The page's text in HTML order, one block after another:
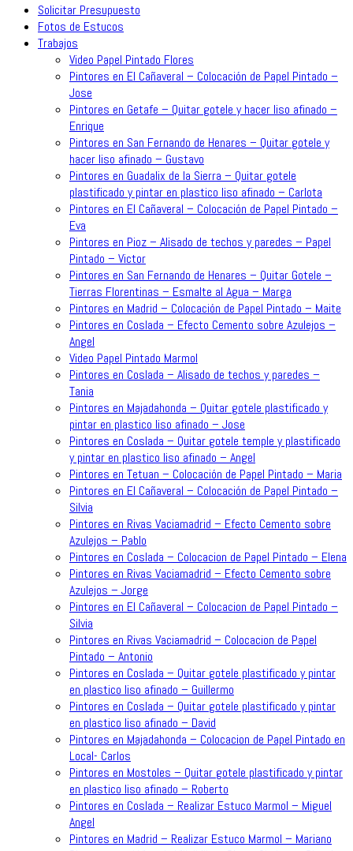
Solicitar Presupuesto
Fotos de Estucos
Trabajos
Video Papel Pintado Flores
Pintores en El Cañaveral – Colocación de Papel Pintado –
Jose
Pintores en Getafe – Quitar gotele y hacer liso afinado –
Enrique
Pintores en San Fernando de Henares – Quitar gotele y
hacer liso afinado – Gustavo
Pintores en Guadalix de la Sierra – Quitar gotele
plastificado y pintar en plastico liso afinado – Carlota
Pintores en El Cañaveral – Colocación de Papel Pintado –
Eva
Pintores en Pioz – Alisado de techos y paredes – Papel
Pintado – Victor
Pintores en San Fernando de Henares – Quitar Gotele –
Tierras Florentinas – Esmalte al Agua – Marga
Pintores en Madrid – Colocación de Papel Pintado – Maite
Pintores en Coslada – Efecto Cemento sobre Azulejos –
Angel
Video Papel Pintado Marmol
Pintores en Coslada – Alisado de techos y paredes –
Tania
Pintores en Majadahonda – Quitar gotele plastificado y
pintar en plastico liso afinado – Jose
Pintores en Coslada – Quitar gotele temple y plastificado
y pintar en plastico liso afinado – Angel
Pintores en Tetuan – Colocación de Papel Pintado – Maria
Pintores en El Cañaveral – Colocación de Papel Pintado –
Silvia
Pintores en Rivas Vaciamadrid – Efecto Cemento sobre
Azulejos – Pablo
Pintores en Coslada – Colocacion de Papel Pintado – Elena
Pintores en Rivas Vaciamadrid – Efecto Cemento sobre
Azulejos – Jorge
Pintores en El Cañaveral – Colocacion de Papel Pintado –
Silvia
Pintores en Rivas Vaciamadrid – Colocacion de Papel
Pintado – Antonio
Pintores en Coslada – Quitar gotele plastificado y pintar
en plastico liso afinado – Guillermo
Pintores en Coslada – Quitar gotele plastificado y pintar
en plastico liso afinado – David
Pintores en Majadahonda – Colocacion de Papel Pintado en
Local- Carlos
Pintores en Mostoles – Quitar gotele plastificado y pintar
en plastico liso afinado – Roberto
Pintores en Coslada – Realizar Estuco Marmol – Miguel
Angel
Pintores en Madrid – Realizar Estuco Marmol – Mariano